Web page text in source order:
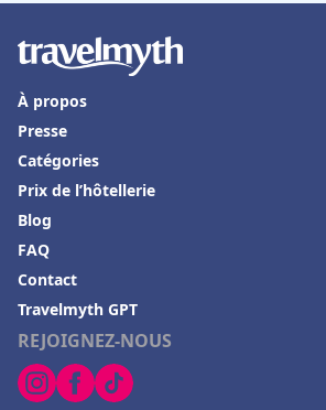
REJOIGNEZ-NOUS
À propos
Presse
Catégories
Prix de l’hôtellerie
Blog
FAQ
Contact
Travelmyth GPT